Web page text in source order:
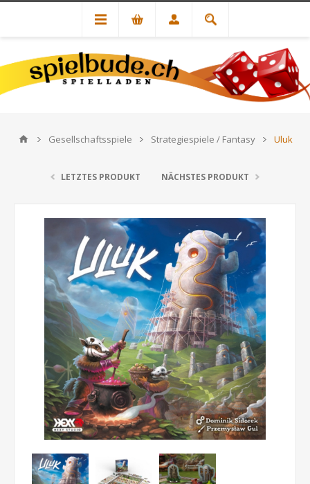
Gesellschaftsspiele Strategiespiele / Fantasy Uluk
LETZTES PRODUKT NÄCHSTES PRODUKT